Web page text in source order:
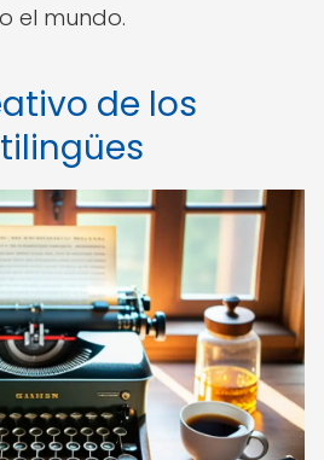
el mundo.
de los